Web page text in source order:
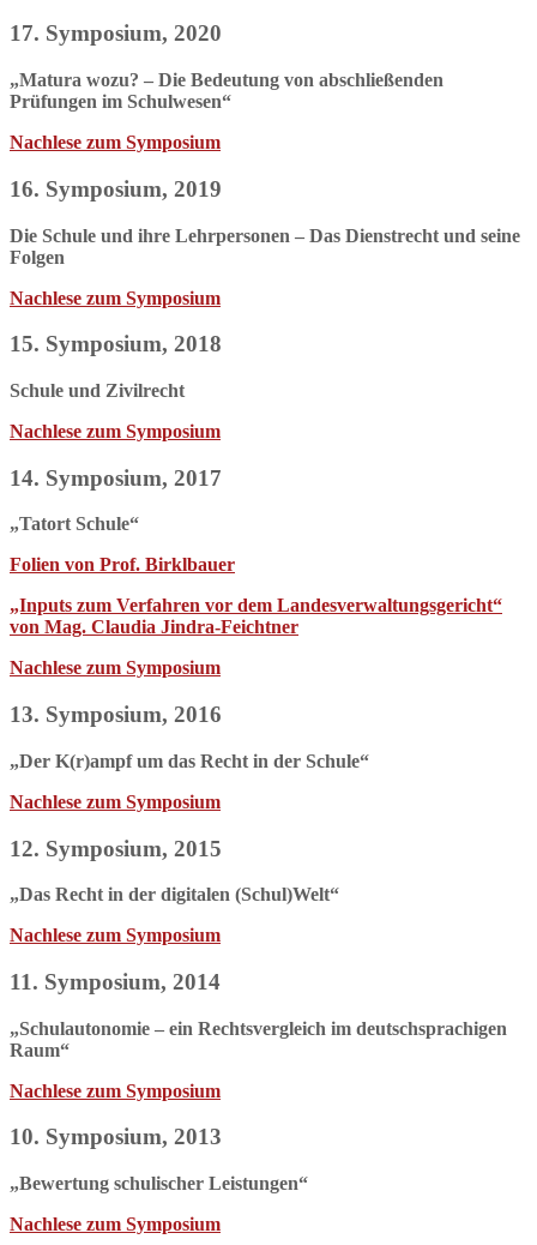
17. Symposium, 2020
„Matura wozu? – Die Bedeutung von abschließenden
Prüfungen im Schulwesen“
Nachlese zum Symposium
16. Symposium, 2019
Die Schule und ihre Lehrpersonen – Das Dienstrecht und seine
Folgen
Nachlese zum Symposium
15. Symposium, 2018
Schule und Zivilrecht
Nachlese zum Symposium
14. Symposium, 2017
„Tatort Schule“
Folien von Prof. Birklbauer
„Inputs zum Verfahren vor dem Landesverwaltungsgericht“
von Mag. Claudia Jindra-Feichtner
Nachlese zum Symposium
13. Symposium, 2016
„Der K(r)ampf um das Recht in der Schule“
Nachlese zum Symposium
12. Symposium, 2015
„Das Recht in der digitalen (Schul)Welt“
Nachlese zum Symposium
11. Symposium, 2014
„Schulautonomie – ein Rechtsvergleich im deutschsprachigen
Raum“
Nachlese zum Symposium
10. Symposium, 2013
„Bewertung schulischer Leistungen“
Nachlese zum Symposium